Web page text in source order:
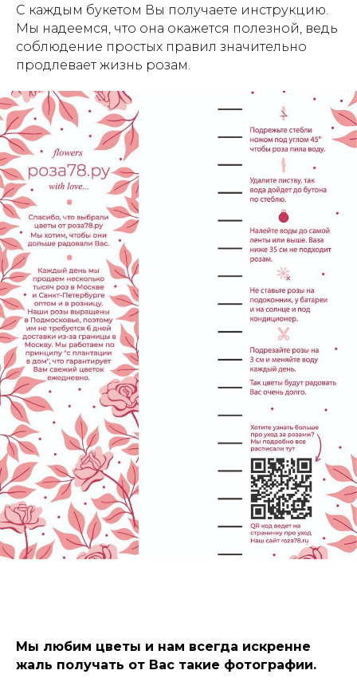
С каждым букетом Вы получаете инструкцию.
Мы надеемся, что она окажется полезной, ведь
соблюдение простых правил значительно
продлевает жизнь розам.
Мы любим цветы и нам всегда искренне
жаль получать от Вас такие фотографии.